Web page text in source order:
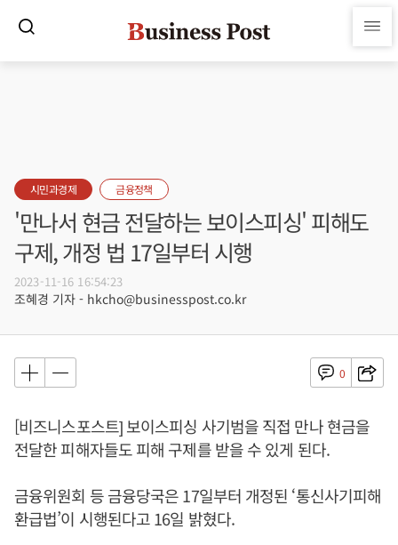
시민과경제 금융정책
'만나서 현금 전달하는 보이스피싱' 피해도
구제, 개정 법 17일부터 시행
2023-11-16 16:54:23
조혜경 기자 - hkcho@businesspost.co.kr
0
[비즈니스포스트] 보이스피싱 사기범을 직접 만나 현금을
전달한 피해자들도 피해 구제를 받을 수 있게 된다.
금융위원회 등 금융당국은 17일부터 개정된 ‘통신사기피해
환급법’이 시행된다고 16일 밝혔다.